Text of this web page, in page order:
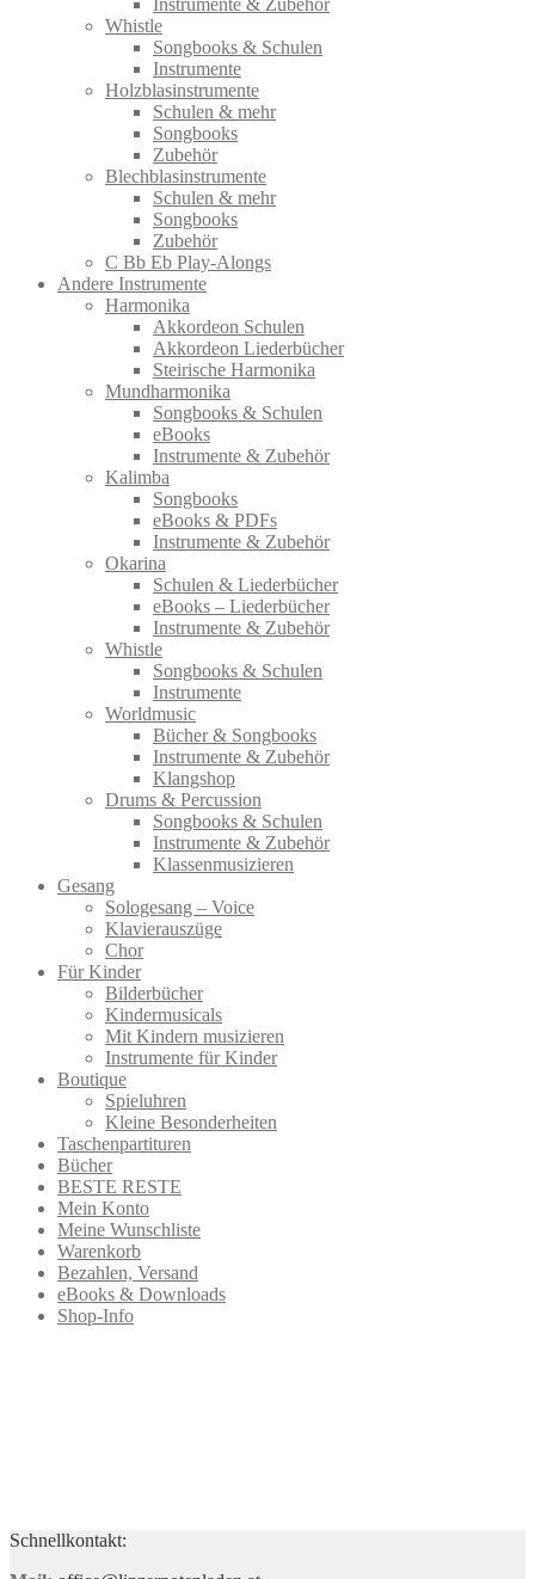
Instrumente & Zubehör
Whistle
Songbooks & Schulen
Instrumente
Holzblasinstrumente
Schulen & mehr
Songbooks
Zubehör
Blechblasinstrumente
Schulen & mehr
Songbooks
Zubehör
C Bb Eb Play-Alongs
Andere Instrumente
Harmonika
Akkordeon Schulen
Akkordeon Liederbücher
Steirische Harmonika
Mundharmonika
Songbooks & Schulen
eBooks
Instrumente & Zubehör
Kalimba
Songbooks
eBooks & PDFs
Instrumente & Zubehör
Okarina
Schulen & Liederbücher
eBooks – Liederbücher
Instrumente & Zubehör
Whistle
Songbooks & Schulen
Instrumente
Worldmusic
Bücher & Songbooks
Instrumente & Zubehör
Klangshop
Drums & Percussion
Songbooks & Schulen
Instrumente & Zubehör
Klassenmusizieren
Gesang
Sologesang – Voice
Klavierauszüge
Chor
Für Kinder
Bilderbücher
Kindermusicals
Mit Kindern musizieren
Instrumente für Kinder
Boutique
Spieluhren
Kleine Besonderheiten
Taschenpartituren
Bücher
BESTE RESTE
Mein Konto
Meine Wunschliste
Warenkorb
Bezahlen, Versand
eBooks & Downloads
Shop-Info
Schnellkontakt: